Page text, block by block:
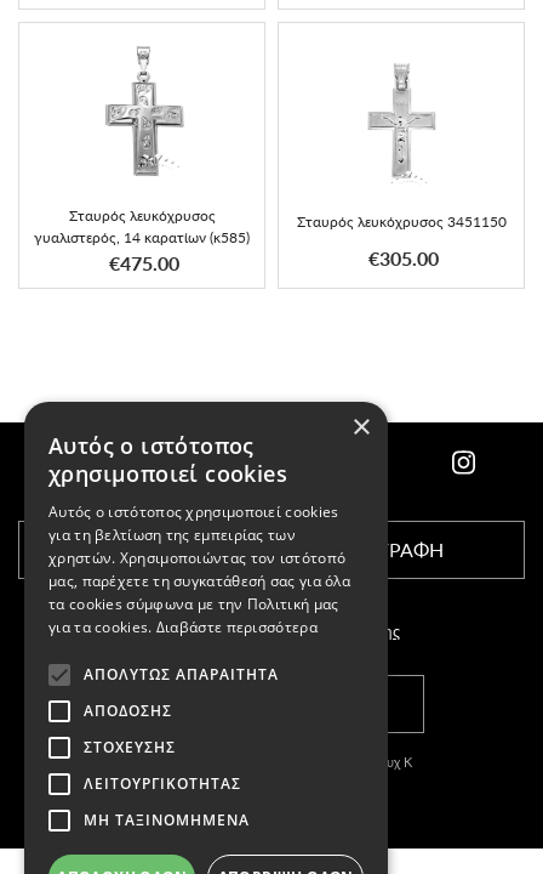
Σταυρός λευκόχρυσος
γυαλιστερός, 14 καρατίων (κ585)
€475.00
Σταυρός λευκόχρυσος 3451150
€305.00
ΕΓΓΡΑΦΗ
Αποδέχομαι τους όρους χρήσης
Copyright © 2011-2026 Κασπαριάν Σεμπουχ Κ
With
ΓΕΜΗ:57327504000
ΚΑΤΑΣΤΗΜΑΤΑ Email
×
Αυτός ο ιστότοπος
χρησιμοποιεί cookies
Αυτός ο ιστότοπος χρησιμοποιεί cookies
για τη βελτίωση της εμπειρίας των
χρηστών. Χρησιμοποιώντας τον ιστότοπό
μας, παρέχετε τη συγκατάθεσή σας για όλα
τα cookies σύμφωνα με την Πολιτική μας
για τα cookies. Διαβάστε περισσότερα
ΑΠΟΛΎΤΩΣ ΑΠΑΡΑΊΤΗΤΑ
ΑΠΌΔΟΣΗΣ
ΣΤΌΧΕΥΣΗΣ
ΛΕΙΤΟΥΡΓΙΚΌΤΗΤΑΣ
ΜΗ ΤΑΞΙΝΟΜΗΜΈΝΑ